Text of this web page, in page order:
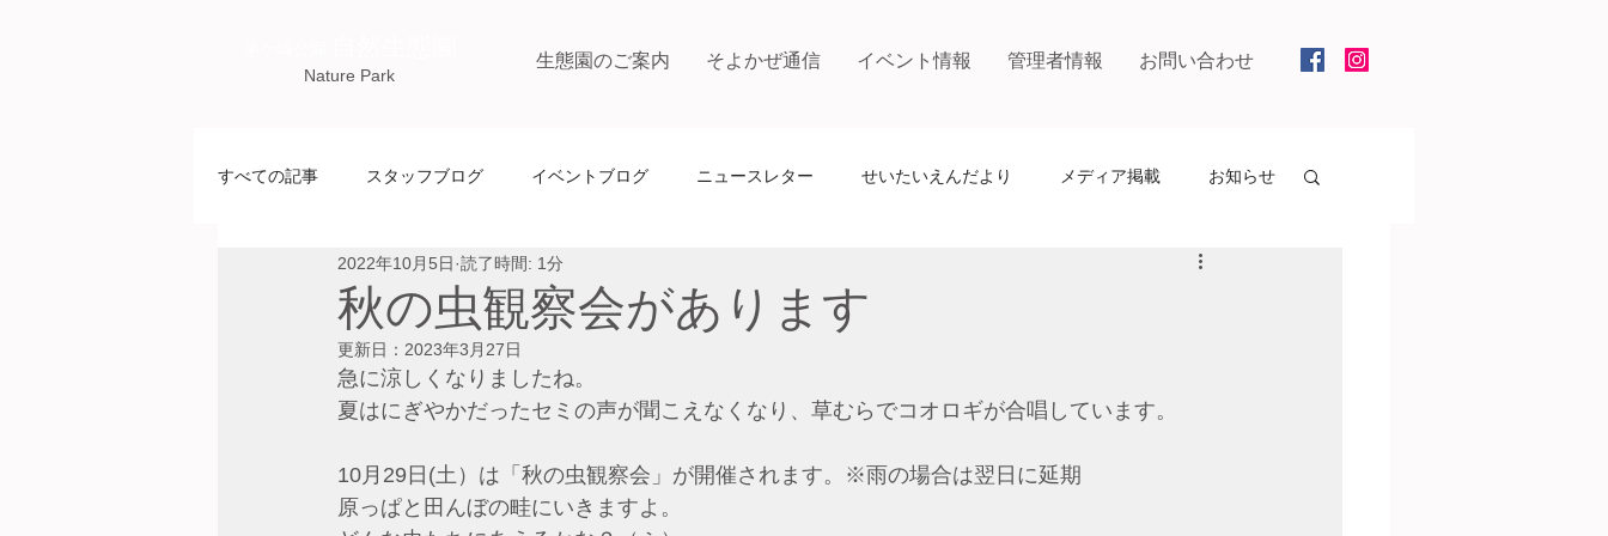
Nature Park
生態園のご案内 そよかぜ通信 イベント情報 管理者情報 お問い合わせ
すべての記事 スタッフブログ イベントブログ ニュースレター せいたいえんだより メディア掲載 お知らせ
秋の虫観察会があります
2022年10月5日 読了時間: 1分
更新日： 2023年3月27日
急に涼しくなりましたね。
夏はにぎやかだったセミの声が聞こえなくなり、草むらでコオロギが合唱しています。
10月29日(土）は「秋の虫観察会」が開催されます。※雨の場合は翌日に延期
原っぱと田んぼの畦にいきますよ。